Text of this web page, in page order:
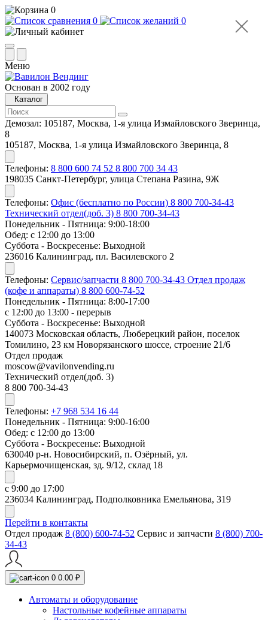
0
0
0
Меню
Основан в 2002 году
Каталог
Демозал: 105187, Москва, 1-я улица Измайловского Зверинца,
8
105187, Москва, 1-я улица Измайловского Зверинца, 8
Телефоны: 8 800 600 74 52 8 800 700 34 43
198035 Санкт-Петербург, улица Степана Разина, 9Ж
Телефоны: Офис (бесплатно по России) 8 800 700-34-43
Технический отдел(доб. 3) 8 800 700-34-43
Понедельник - Пятница: 9:00-18:00
Обед: с 12:00 до 13:00
Суббота - Воскресенье: Выходной
236016 Калининград, пл. Василевского 2
Телефоны: Сервис/запчасти 8 800 700-34-43 Отдел продаж
(кофе и аппараты) 8 800 600-74-52
Понедельник - Пятница: 8:00-17:00
с 12:00 до 13:00 - перерыв
Суббота - Воскресенье: Выходной
140073 Московская область, Люберецкий район, поселок
Томилино, 23 км Новорязанского шоссе, строение 21/6
Отдел продаж
moscow@vavilonvending.ru
Технический отдел(доб. 3)
8 800 700-34-43
Телефоны: +7 968 534 16 44
Понедельник - Пятница: 9:00-16:00
Обед: с 12:00 до 13:00
Суббота - Воскресенье: Выходной
630040 р-н. Новосибирский, п. Озёрный, ул.
Карьермочищенская, зд. 9/12, склад 18
с 9:00 до 17:00
236034 Калининград, Подполковника Емельянова, 319
Перейти в контакты
Отдел продаж 8 (800) 600-74-52 Сервис и запчасти 8 (800) 700-
34-43
0 0.00 ₽
Автоматы и оборудование
Настольные кофейные аппараты